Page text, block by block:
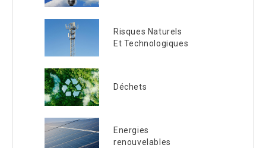
Risques Naturels
Et Technologiques
Déchets
Energies
renouvelables